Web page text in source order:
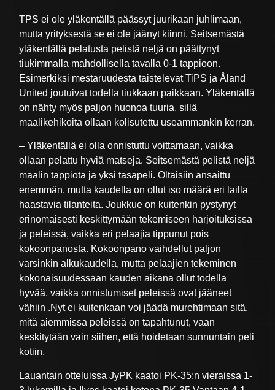
TPS ei ole yläkentällä päässyt juurikaan juhlimaan,
mutta yrityksestä se ei ole jäänyt kiinni. Seitsemästä
yläkentällä pelatusta pelistä neljä on päättynyt
tiukimmalla mahdollisella tavalla 0-1 tappioon.
Esimerkiksi mestaruudesta taistelevat TiPS ja Åland
United joutuivat todella tiukkaan paikkaan. Yläkentällä
on nähty myös paljon huonoa tuuria, sillä
maalikehikoita ollaan kolisutettu useammankin kerran.
– Yläkentällä ei olla onnistuttu voittamaan, vaikka
ollaan pelattu hyviä matseja. Seitsemästä pelistä neljä
maalin tappiota ja yksi tasapeli. Oltaisiin ansaittu
enemmän, mutta kaudella on ollut iso määrä eri lailla
haastavia tilanteita. Joukkue on kuitenkin pystynyt
erinomaisesti keskittymään tekemiseen harjoituksissa
ja peleissä, vaikka eri pelaajia tippunut pois
kokoonpanosta. Kokoonpano vaihdellut paljon
varsinkin alkukaudella, mutta pelaajien tekeminen
kokonaisuudessaan kauden aikana ollut todella
hyvää, vaikka onnistumiset peleissä ovat jääneet
vähiin .Nyt ei kuitenkaan voi jäädä murehtimaan sitä,
mitä aiemmissa peleissä on tapahtunut, vaan
keskitytään vain siihen, että hoidetaan sunnuntain peli
kotiin.
Lauantain otteluissa JyPK kaatoi PK-35:n vieraissa 1-